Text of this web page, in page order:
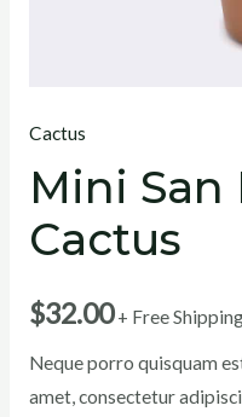
Cactus
Mini San
Cactus
$32.00 + Free
Neque porro quisquam
amet, consectetur